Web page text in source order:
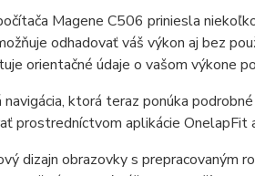
Magene C506 priniesla
odhadovať váš výkon aj bez
orientačné údaje o vašom výkone
ktorá teraz ponúka
prostredníctvom aplikácie
dizajn obrazovky s prepracovaným